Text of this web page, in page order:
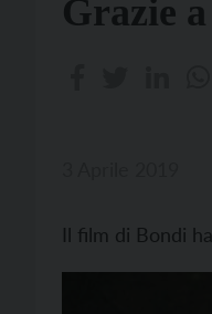
Grazie
Il film di Bondi